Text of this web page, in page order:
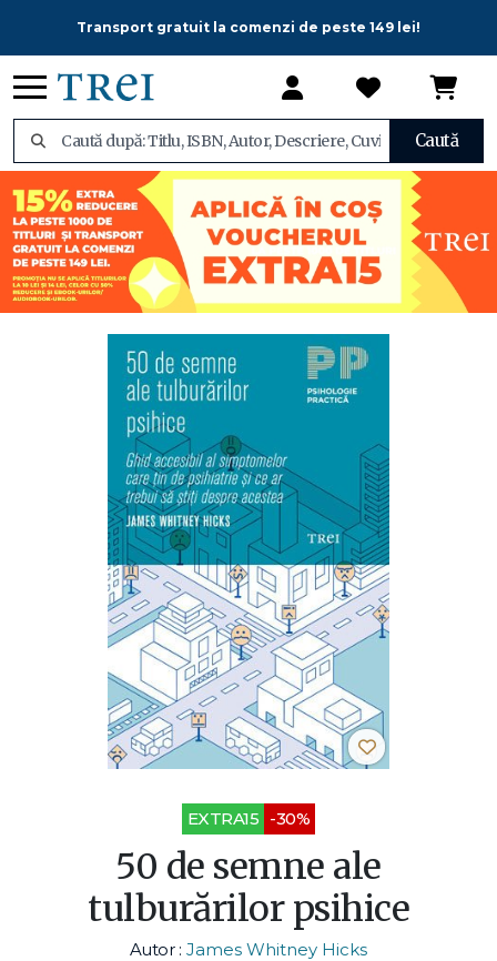
Transport gratuit la comenzi de peste 149 lei!
Caută
EXTRA15 -30%
50 de semne ale
tulburărilor psihice
Autor : James Whitney Hicks